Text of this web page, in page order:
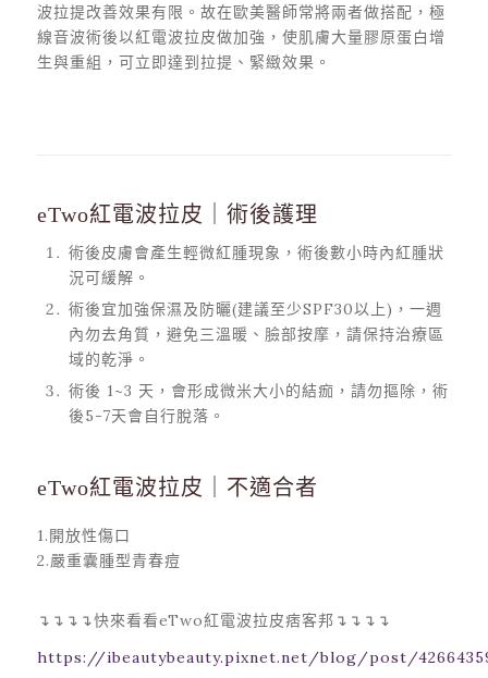
波拉提改善效果有限。故在歐美醫師常將兩者做搭配，極
線音波術後以紅電波拉皮做加強，使肌膚大量膠原蛋白增
生與重組，可立即達到拉提、緊緻效果。
eTwo紅電波拉皮｜術後護理
術後皮膚會產生輕微紅腫現象，術後數小時內紅腫狀
況可緩解。
術後宜加強保濕及防曬(建議至少SPF30以上)，一週
內勿去角質，避免三溫暖、臉部按摩，請保持治療區
域的乾淨。
術後 1~3 天，會形成微米大小的結痂，請勿摳除，術
後5-7天會自行脫落。
eTwo紅電波拉皮｜不適合者
1.開放性傷口
2.嚴重囊腫型青春痘
↴↴↴↴快來看看eTwo紅電波拉皮痞客邦↴↴↴↴
https://ibeautybeauty.pixnet.net/blog/post/